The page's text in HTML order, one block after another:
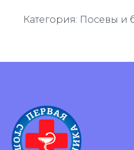
Категория: Посевы и